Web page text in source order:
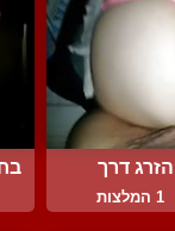
דרך
1 המלצות